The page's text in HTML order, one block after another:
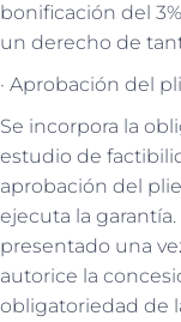
bonificación del
un derecho de
· Aprobación del
Se incorpora la
estudio de
aprobación del
ejecuta la
presentado una
autorice la
obligatoriedad de